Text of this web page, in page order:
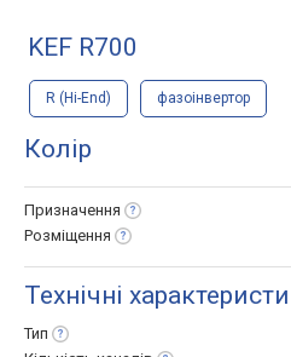
KEF R700
R (Hi-End) фазоінвертор
Колір
Призначення
Розміщення
Технічні
Тип